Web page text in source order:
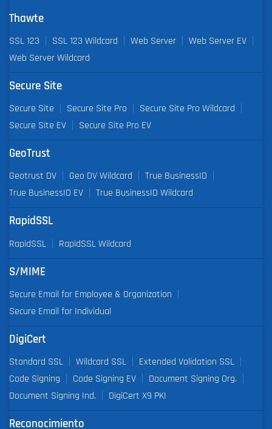
Thawte
SSL 123 SSL 123 Wildcard Web Server
Web Server EV
Web Server Wildcard
Secure Site
Secure Site Secure Site Pro
Secure Site Pro Wildcard
Secure Site EV
Secure Site Pro EV
GeoTrust
Geotrust DV Geo DV Wildcard
True BusinessID
True BusinessID EV
True BusinessID Wildcard
RapidSSL
RapidSSL RapidSSL Wildcard
S/MIME
Secure Email for Employee & Organization
Secure Email for Individual
DigiCert
Standard SSL Wildcard SSL
Extended Validation SSL
Code Signing
Code Signing EV
Document Signing Org.
Document Signing Ind.
DigiCert X9 PKI
Reconocimiento